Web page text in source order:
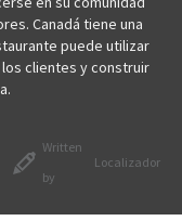
Canadá tiene una
puede utilizar
clientes y construir
Written
by
Localizador